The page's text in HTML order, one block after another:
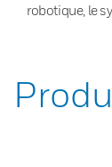
robotique, le